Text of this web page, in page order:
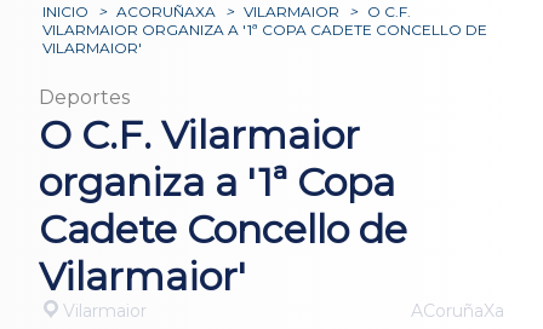
INICIO > ACORUÑAXA > VILARMAIOR > O C.F.
VILARMAIOR ORGANIZA A '1ª COPA CADETE CONCELLO DE
VILARMAIOR'
Deportes
O C.F. Vilarmaior
organiza a '1ª Copa
Cadete Concello de
Vilarmaior'
Vilarmaior ACoruñaXa